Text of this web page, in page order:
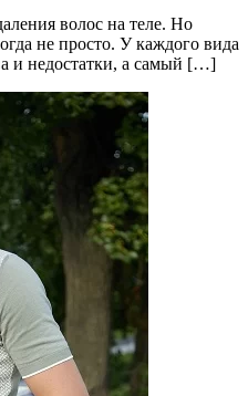
волос на теле. Но
не просто. У каждого вида
и недостатки, а самый […]